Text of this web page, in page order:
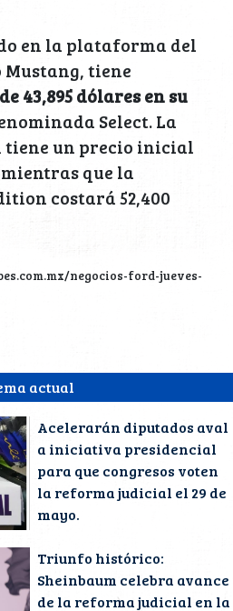
actual
Acelerarán diputados aval
a iniciativa presidencial
para que congresos voten
la reforma judicial el 29 de
mayo.
Triunfo histórico:
Sheinbaum celebra avance
de la reforma judicial en la
en la plataforma del
tiene
43,895 dólares en su
Select. La
tiene un precio inicial
mientras que la
costará 52,400
negocios-ford-jueves-